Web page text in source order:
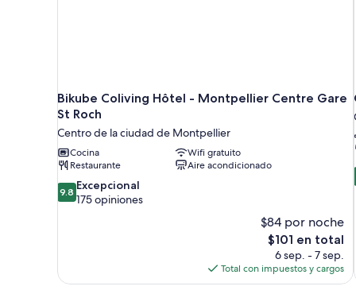
Bikube Coliving Hôtel - Montpellier Centre Gare
St Roch
Centro de la ciudad de Montpellier
Cocina
Wifi gratuito
Restaurante
Aire acondicionado
9.8
de
9.8 Excepcional
175 opiniones
$84 por noche
El
precio
actual
es
$101 en total
6 sep. - 7 sep.
Total con impuestos y cargos